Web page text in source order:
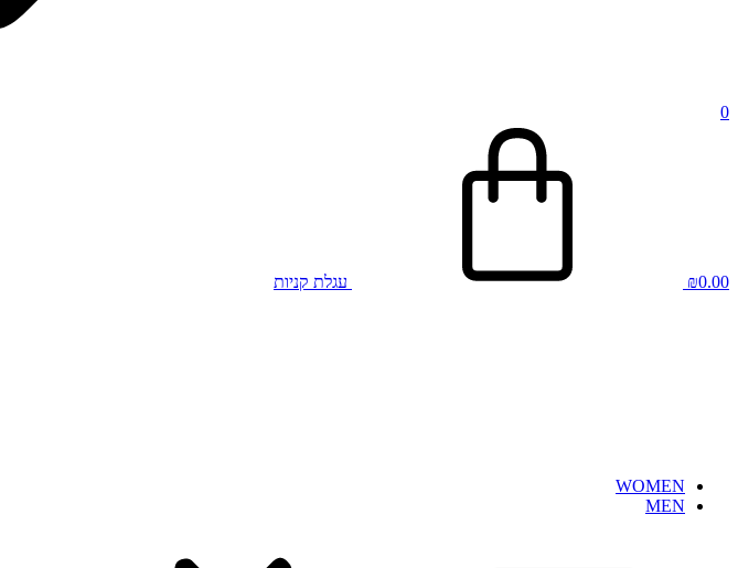
0
₪0.00 עגלת קניות
WOMEN
MEN